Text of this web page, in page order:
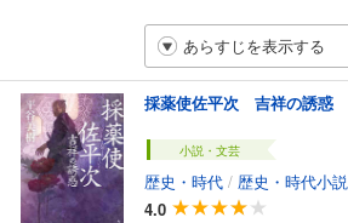
あらすじを表示する
採薬使佐平次 吉祥の誘惑
小説・文芸
歴史・時代 / 歴史・時代小説
4.0